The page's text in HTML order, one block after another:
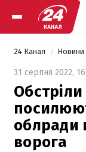
24 Канал Новини
31 серпня 2022,
облради
ворога